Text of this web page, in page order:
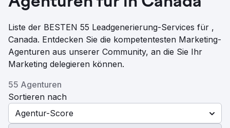
Liste der BESTEN 55 Leadgenerierung-Services für ,
Canada. Entdecken Sie die kompetentesten Marketing-
Agenturen aus unserer Community, an die Sie Ihr
Marketing delegieren können.
55 Agenturen
Sortieren nach
Agentur-Score